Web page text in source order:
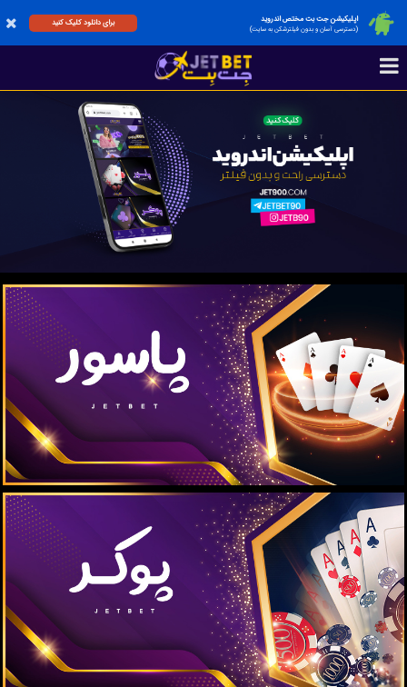
اپلیکیشن جت بت مختص اندروید
(دسترسی آسان و بدون فیلترشکن به سایت)
برای دانلود کلیک کنید